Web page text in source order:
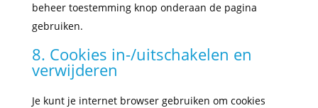
beheer toestemming knop onderaan de pagina
gebruiken.
8. Cookies in-/uitschakelen en
verwijderen
Je kunt je internet browser gebruiken om cookies